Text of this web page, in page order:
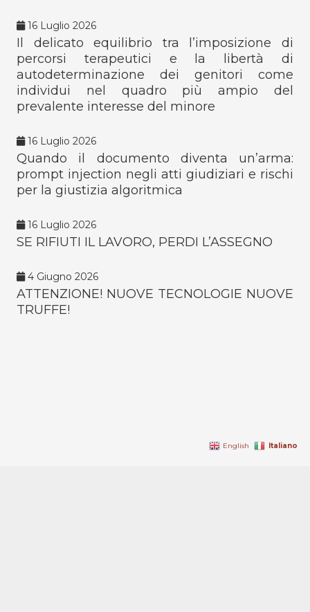
16 Luglio 2026
Il delicato equilibrio tra l’imposizione di
percorsi terapeutici e la libertà di
autodeterminazione dei genitori come
individui nel quadro più ampio del
prevalente interesse del minore
16 Luglio 2026
Quando il documento diventa un’arma:
prompt injection negli atti giudiziari e rischi
per la giustizia algoritmica
16 Luglio 2026
SE RIFIUTI IL LAVORO, PERDI L’ASSEGNO
4 Giugno 2026
ATTENZIONE! NUOVE TECNOLOGIE NUOVE
TRUFFE!
English Italiano